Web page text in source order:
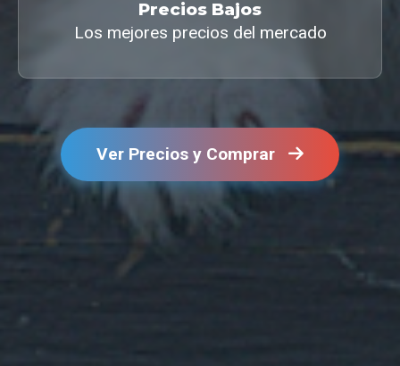
Precios Bajos
Los mejores precios del mercado
Ver Precios y Comprar